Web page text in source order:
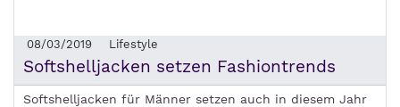
08/03/2019 Lifestyle
Softshelljacken setzen Fashiontrends
Softshelljacken für Männer setzen auch in diesem Jahr